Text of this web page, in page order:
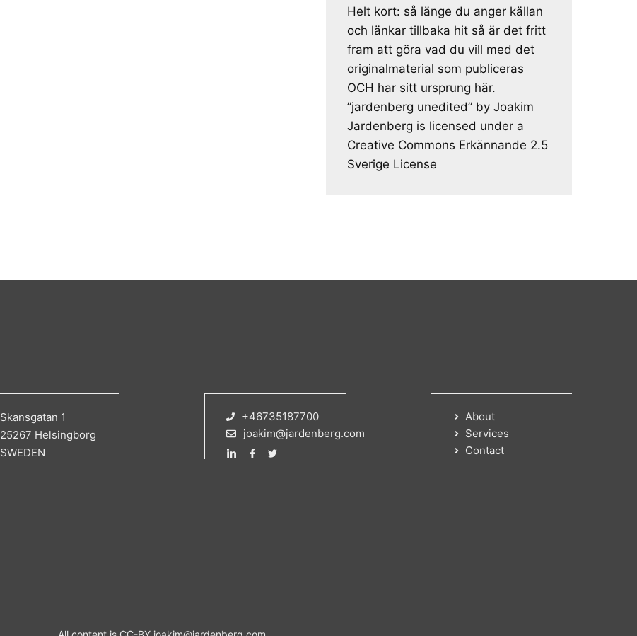
Helt kort: så länge du anger källan
och länkar tillbaka hit så är det fritt
fram att göra vad du vill med det
originalmaterial som publiceras
OCH har sitt ursprung här.
”jardenberg unedited” by Joakim
Jardenberg is licensed under a
Creative Commons Erkännande 2.5
Sverige License
Skansgatan 1
25267 Helsingborg
SWEDEN
+46735187700
joakim@jardenberg.com
About
Services
Contact